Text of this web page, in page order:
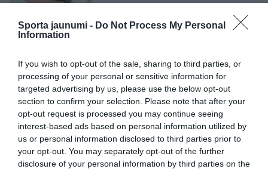
Sporta jaunumi - Do Not Process My Personal
Information
If you wish to opt-out of the sale, sharing to third parties, or
processing of your personal or sensitive information for
targeted advertising by us, please use the below opt-out
section to confirm your selection. Please note that after your
opt-out request is processed you may continue seeing
interest-based ads based on personal information utilized by
us or personal information disclosed to third parties prior to
your opt-out. You may separately opt-out of the further
disclosure of your personal information by third parties on the